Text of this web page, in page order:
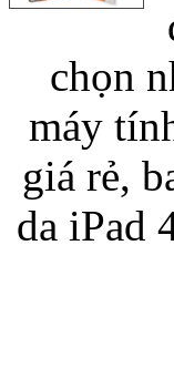
chọn
máy
giá rẻ,
da iPad